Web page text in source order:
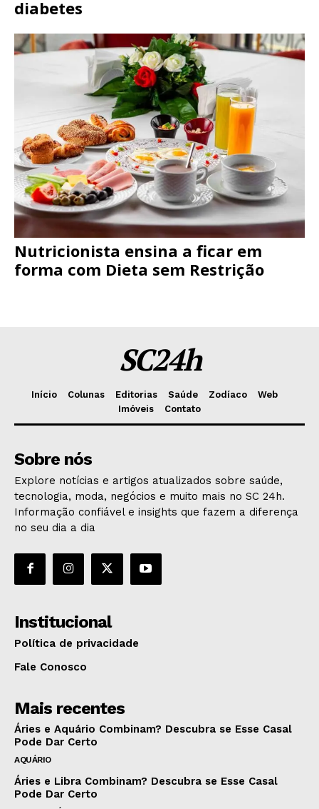
diabetes
Nutricionista ensina a ficar em
forma com Dieta sem Restrição
SC24h
Início Colunas Editorias Saúde Zodíaco
Web
Imóveis
Contato
Sobre nós
Explore notícias e artigos atualizados sobre saúde,
tecnologia, moda, negócios e muito mais no SC 24h.
Informação confiável e insights que fazem a diferença
no seu dia a dia
Institucional
Política de privacidade
Fale Conosco
Mais recentes
Áries e Aquário Combinam? Descubra se Esse Casal
Pode Dar Certo
AQUÁRIO
Áries e Libra Combinam? Descubra se Esse Casal
Pode Dar Certo